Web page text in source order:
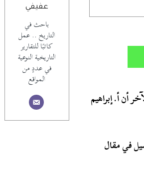
عفيفي
باحث في
التاريخ .. عمل
كاتبًا للتقارير
التاريخية النوعية
في عددٍ من
المواقع
أن أ. إبراهيم
في مقال